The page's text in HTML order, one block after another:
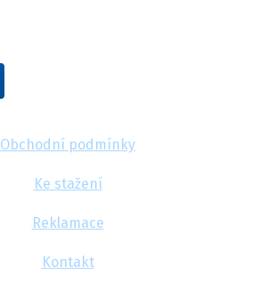
Obchodní podmínky
Ke stažení
Reklamace
Kontakt